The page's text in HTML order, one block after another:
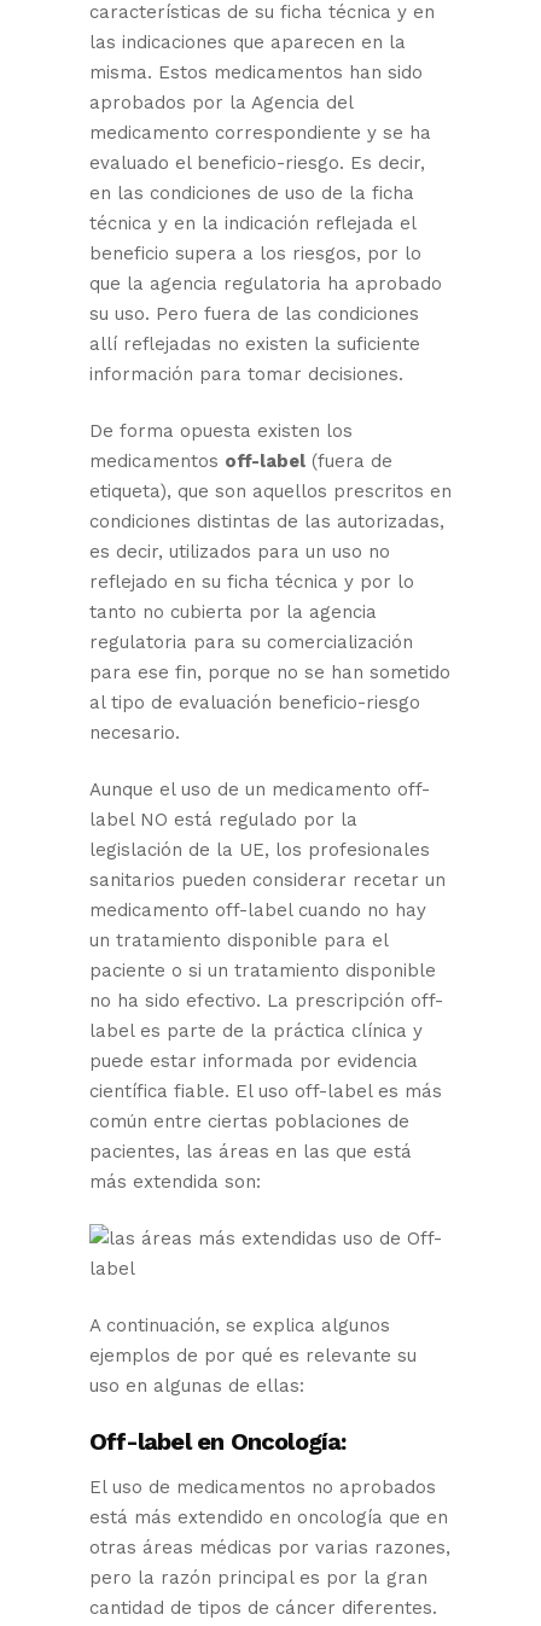
características de su ficha técnica y en
las indicaciones que aparecen en la
misma. Estos medicamentos han sido
aprobados por la Agencia del
medicamento correspondiente y se ha
evaluado el beneficio-riesgo. Es decir,
en las condiciones de uso de la ficha
técnica y en la indicación reflejada el
beneficio supera a los riesgos, por lo
que la agencia regulatoria ha aprobado
su uso. Pero fuera de las condiciones
allí reflejadas no existen la suficiente
información para tomar decisiones.
De forma opuesta existen los
medicamentos off-label (fuera de
etiqueta), que son aquellos prescritos en
condiciones distintas de las autorizadas,
es decir, utilizados para un uso no
reflejado en su ficha técnica y por lo
tanto no cubierta por la agencia
regulatoria para su comercialización
para ese fin, porque no se han sometido
al tipo de evaluación beneficio-riesgo
necesario.
Aunque el uso de un medicamento off-
label NO está regulado por la
legislación de la UE, los profesionales
sanitarios pueden considerar recetar un
medicamento off-label cuando no hay
un tratamiento disponible para el
paciente o si un tratamiento disponible
no ha sido efectivo. La prescripción off-
label es parte de la práctica clínica y
puede estar informada por evidencia
científica fiable. El uso off-label es más
común entre ciertas poblaciones de
pacientes, las áreas en las que está
más extendida son:
A continuación, se explica algunos
ejemplos de por qué es relevante su
uso en algunas de ellas:
Off-label en Oncología:
El uso de medicamentos no aprobados
está más extendido en oncología que en
otras áreas médicas por varias razones,
pero la razón principal es por la gran
cantidad de tipos de cáncer diferentes.